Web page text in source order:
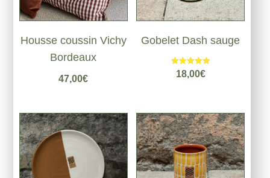
Housse coussin Vichy
Bordeaux
47,00€
Gobelet Dash sauge
Note
5.00
18,00€